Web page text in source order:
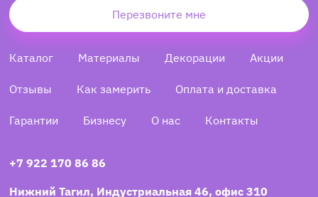
Перезвоните мне
Каталог Материалы Декорации Акции
Отзывы Как замерить Оплата и доставка
Гарантии Бизнесу О нас Контакты
+7 922 170 86 86
Нижний Тагил, Индустриальная 46, офис 310